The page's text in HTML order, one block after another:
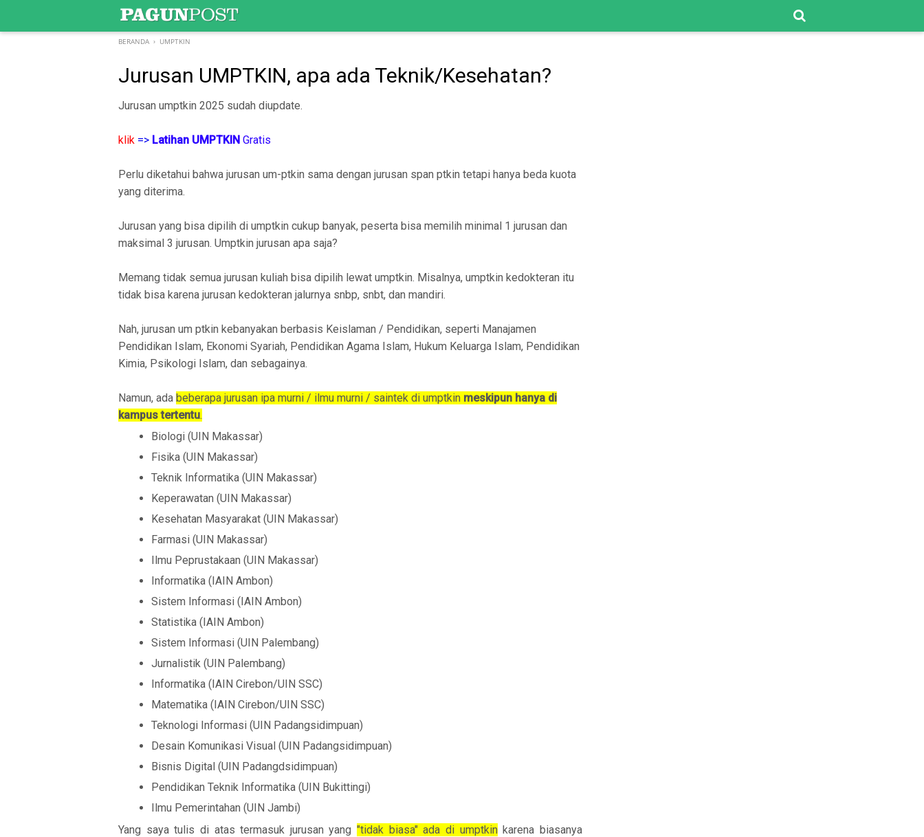
BERANDA › UMPTKIN
Jurusan UMPTKIN, apa ada Teknik/Kesehatan?
Jurusan umptkin 2025 sudah diupdate.
klik => Latihan UMPTKIN Gratis
Perlu diketahui bahwa jurusan um-ptkin sama dengan jurusan span ptkin tetapi hanya beda kuota
yang diterima.
Jurusan yang bisa dipilih di umptkin cukup banyak, peserta bisa memilih minimal 1 jurusan dan
maksimal 3 jurusan. Umptkin jurusan apa saja?
Memang tidak semua jurusan kuliah bisa dipilih lewat umptkin. Misalnya, umptkin kedokteran itu
tidak bisa karena jurusan kedokteran jalurnya snbp, snbt, dan mandiri.
Nah, jurusan um ptkin kebanyakan berbasis Keislaman / Pendidikan, seperti Manajamen
Pendidikan Islam, Ekonomi Syariah, Pendidikan Agama Islam, Hukum Keluarga Islam, Pendidikan
Kimia, Psikologi Islam, dan sebagainya.
Namun, ada beberapa jurusan ipa murni / ilmu murni / saintek di umptkin meskipun hanya di
kampus tertentu.
Biologi (UIN Makassar)
Fisika (UIN Makassar)
Teknik Informatika (UIN Makassar)
Keperawatan (UIN Makassar)
Kesehatan Masyarakat (UIN Makassar)
Farmasi (UIN Makassar)
Ilmu Peprustakaan (UIN Makassar)
Informatika (IAIN Ambon)
Sistem Informasi (IAIN Ambon)
Statistika (IAIN Ambon)
Sistem Informasi (UIN Palembang)
Jurnalistik (UIN Palembang)
Informatika (IAIN Cirebon/UIN SSC)
Matematika (IAIN Cirebon/UIN SSC)
Teknologi Informasi (UIN Padangsidimpuan)
Desain Komunikasi Visual (UIN Padangsidimpuan)
Bisnis Digital (UIN Padangdsidimpuan)
Pendidikan Teknik Informatika (UIN Bukittingi)
Ilmu Pemerintahan (UIN Jambi)
Yang saya tulis di atas termasuk jurusan yang"tidak biasa" ada di umptkin karena biasanya